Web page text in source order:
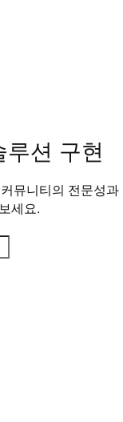
션 구현
뮤니티의 전문성과
세요.